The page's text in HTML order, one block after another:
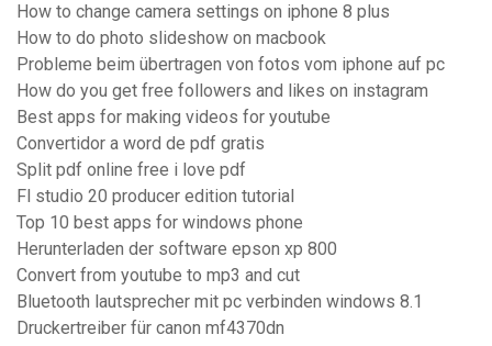
How to change camera settings on iphone 8 plus
How to do photo slideshow on macbook
Probleme beim übertragen von fotos vom iphone auf pc
How do you get free followers and likes on instagram
Best apps for making videos for youtube
Convertidor a word de pdf gratis
Split pdf online free i love pdf
Fl studio 20 producer edition tutorial
Top 10 best apps for windows phone
Herunterladen der software epson xp 800
Convert from youtube to mp3 and cut
Bluetooth lautsprecher mit pc verbinden windows 8.1
Druckertreiber für canon mf4370dn